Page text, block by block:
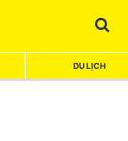
DU LỊCH